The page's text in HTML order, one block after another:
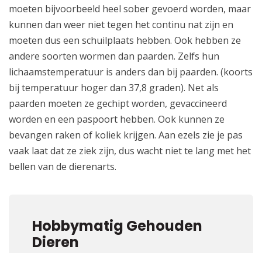
moeten bijvoorbeeld heel sober gevoerd worden, maar
kunnen dan weer niet tegen het continu nat zijn en
moeten dus een schuilplaats hebben. Ook hebben ze
andere soorten wormen dan paarden. Zelfs hun
lichaamstemperatuur is anders dan bij paarden. (koorts
bij temperatuur hoger dan 37,8 graden). Net als
paarden moeten ze gechipt worden, gevaccineerd
worden en een paspoort hebben. Ook kunnen ze
bevangen raken of koliek krijgen. Aan ezels zie je pas
vaak laat dat ze ziek zijn, dus wacht niet te lang met het
bellen van de dierenarts.
Hobbymatig Gehouden
Dieren